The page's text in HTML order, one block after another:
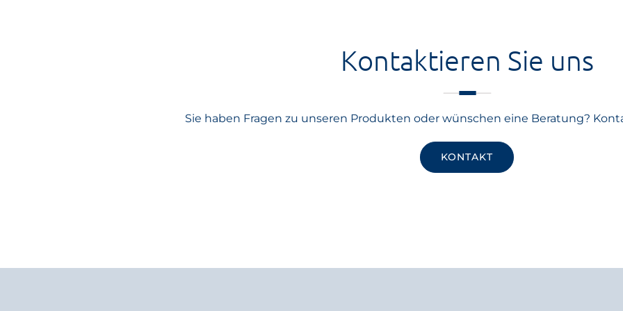
Kontaktieren Sie uns
Sie haben Fragen zu unseren Produkten oder wünschen eine Beratung?
KONTAKT